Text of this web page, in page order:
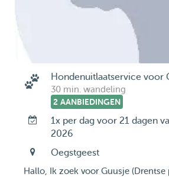
Hondenuitlaatservice voor
30 min. wandeling
2 AANBIEDINGEN
1x per dag voor 21 dagen
2026
Oegstgeest
Hallo, Ik zoek voor Guusje